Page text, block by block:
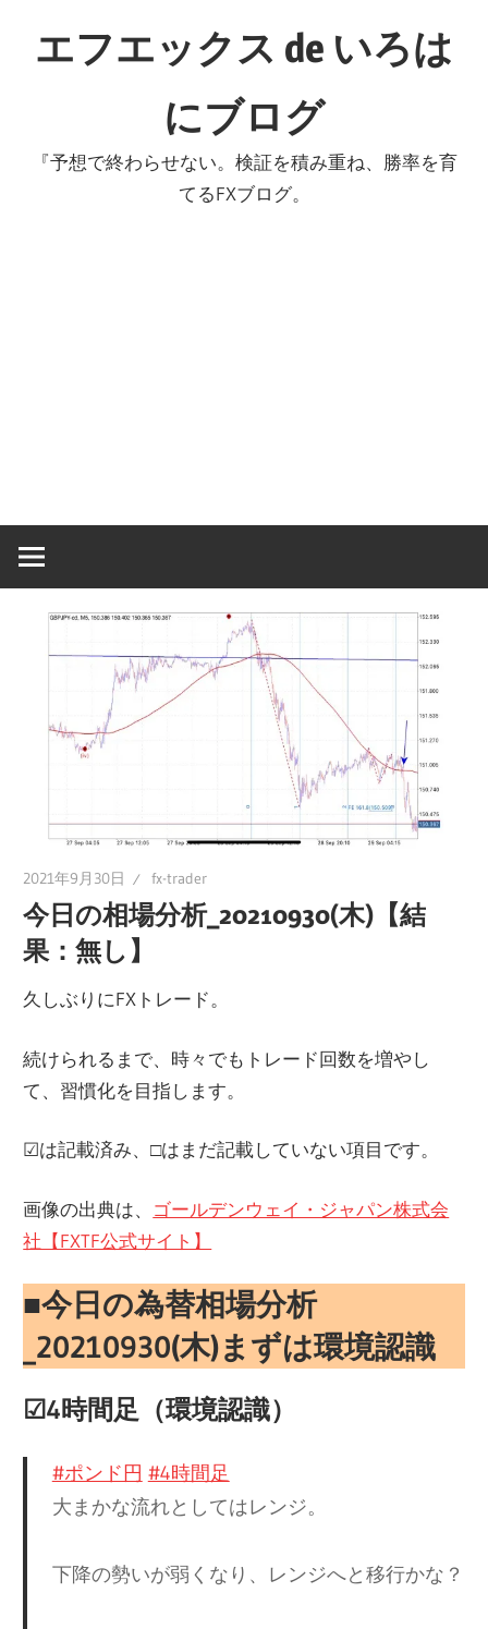
エフエックス de いろは
にブログ
『予想で終わらせない。検証を積み重ね、勝率を育
てるFXブログ。
2021年9月30日 fx-trader
今日の相場分析_20210930(木)【結
果：無し】
久しぶりにFXトレード。
続けられるまで、時々でもトレード回数を増やし
て、習慣化を目指します。
☑︎は記載済み、□はまだ記載していない項目です。
画像の出典は、 ゴールデンウェイ・ジャパン株式会
社【FXTF公式サイト】
■今日の為替相場分析
_20210930(木)まずは環境認識
☑︎4時間足（環境認識）
#ポンド円 #4時間足
大まかな流れとしてはレンジ。
下降の勢いが弱くなり、レンジへと移行かな？